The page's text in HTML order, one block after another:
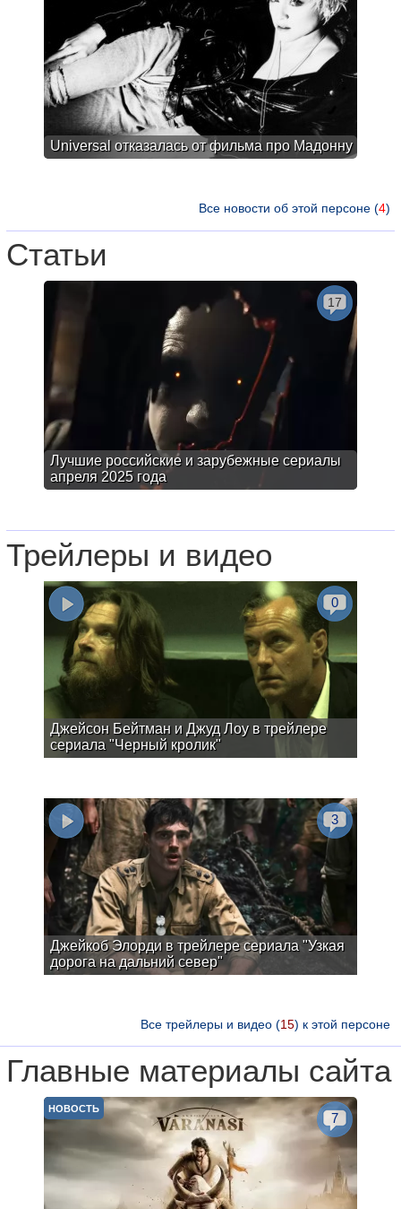
Universal отказалась от фильма про Мадонну
Все новости об этой персоне (4)
Статьи
Лучшие российские и зарубежные сериалы
апреля 2025 года
17
Трейлеры и видео
Джейсон Бейтман и Джуд Лоу в трейлере
сериала "Черный кролик"
0
Джейкоб Элорди в трейлере сериала "Узкая
дорога на дальний север"
3
Все трейлеры и видео (15) к этой персоне
Главные материалы сайта
НОВОСТЬ
7